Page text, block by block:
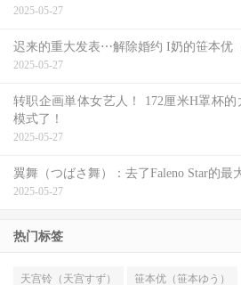
2025-05-27
迟来的重大发表⋯解除婚约 I奶的笹本优
2025-05-27
转职企画単体女艺人！ 172厘米H罩杯
模式了！
2025-05-27
翼舞（つばさ舞）：去了Faleno Star的
2025-05-27
热门标签
天宫铃（天宫すず） 笹本优（笹本ゆう）